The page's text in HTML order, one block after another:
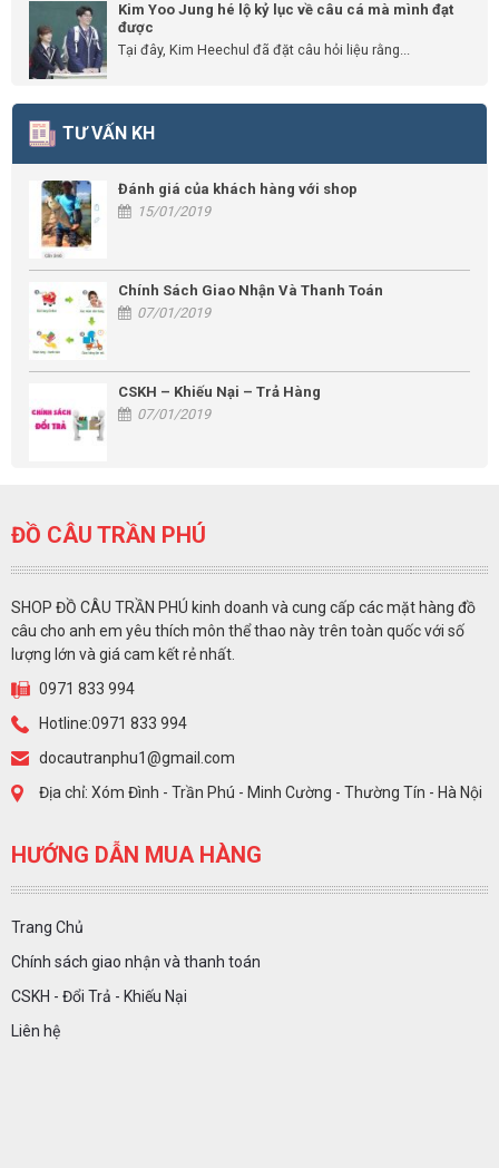
Kim Yoo Jung hé lộ kỷ lục về câu cá mà mình đạt
được
Tại đây, Kim Heechul đã đặt câu hỏi liệu rằng...
TƯ VẤN KH
Đánh giá của khách hàng với shop
15/01/2019
Chính Sách Giao Nhận Và Thanh Toán
07/01/2019
CSKH – Khiếu Nại – Trả Hàng
07/01/2019
ĐỒ CÂU TRẦN PHÚ
SHOP ĐỒ CÂU TRẦN PHÚ kinh doanh và cung cấp các mặt hàng đồ
câu cho anh em yêu thích môn thể thao này trên toàn quốc với số
lượng lớn và giá cam kết rẻ nhất.
0971 833 994
Hotline:0971 833 994
docautranphu1@gmail.com
Địa chỉ: Xóm Đình - Trần Phú - Minh Cường - Thường Tín - Hà Nội
HƯỚNG DẪN MUA HÀNG
Trang Chủ
Chính sách giao nhận và thanh toán
CSKH - Đổi Trả - Khiếu Nại
Liên hệ